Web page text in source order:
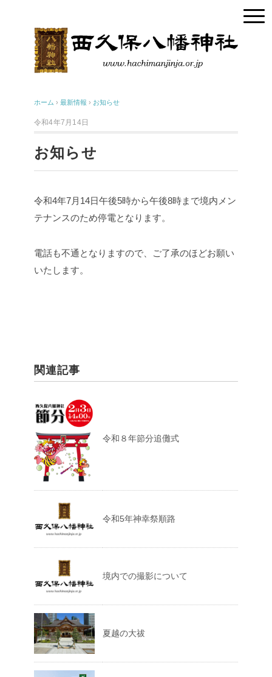
ホーム › 最新情報 › お知らせ
令和4年7月14日
お知らせ
令和4年7月14日午後5時から午後8時まで境内メン
テナンスのため停電となります。
電話も不通となりますので、ご了承のほどお願い
いたします。
関連記事
令和８年節分追儺式
令和5年神幸祭順路
境内での撮影について
夏越の大祓